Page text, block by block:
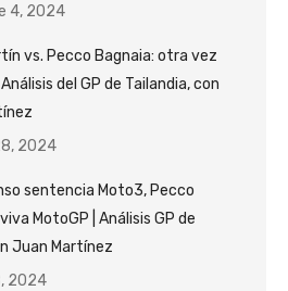
4, 2024
vs. Pecco Bagnaia: otra vez
del GP de Tailandia, con
2024
sentencia Moto3, Pecco
MotoGP | Análisis GP de
Juan Martínez
2024